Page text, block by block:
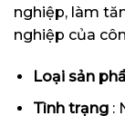
nghiệp, làm
nghiệp của
Loại sản
Tình trạng: